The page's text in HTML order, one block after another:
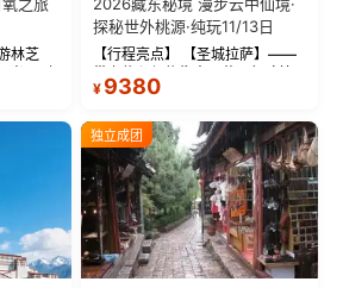
人航
适出行
入住舒
索松村
秘境云南4+5星升级版四飞9日
游 独立成团
◇精华景点：我们将不同民族、
不同地域、不同风格的三座古城
—【大理古城、丽江古城、香格
里拉、野象谷】呈现给您！...
¥2880